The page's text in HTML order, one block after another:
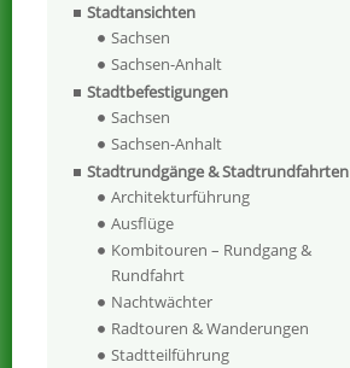
Stadtansichten
Sachsen
Sachsen-Anhalt
Stadtbefestigungen
Sachsen
Sachsen-Anhalt
Stadtrundgänge & Stadtrundfahrten
Architekturführung
Ausflüge
Kombitouren – Rundgang &
Rundfahrt
Nachtwächter
Radtouren & Wanderungen
Stadtteilführung